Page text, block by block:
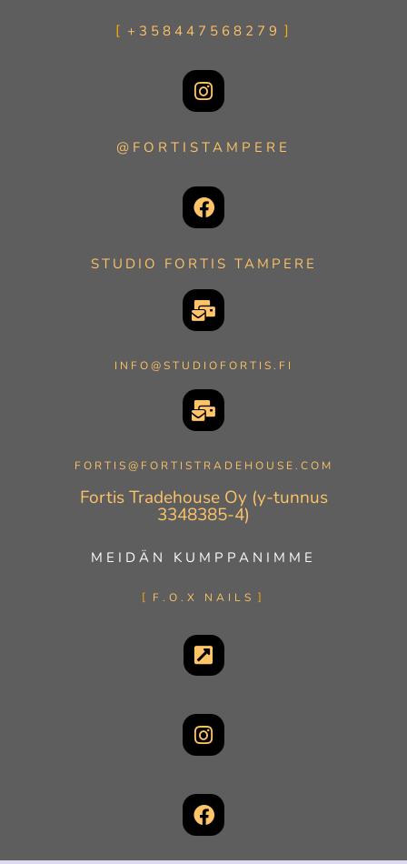
+358447568279
@FORTISTAMPERE
STUDIO FORTIS TAMPERE
INFO@STUDIOFORTIS.FI
FORTIS@FORTISTRADEHOUSE.COM
Fortis Tradehouse Oy (y-tunnus
3348385-4)
MEIDÄN KUMPPANIMME
F.O.X NAILS